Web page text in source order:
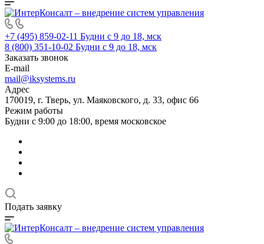
+7 (495) 859-02-11 Будни с 9 до 18, мск
8 (800) 351-10-02 Будни с 9 до 18, мск
Заказать звонок
E-mail
mail@iksystems.ru
Адрес
170019, г. Тверь, ул. Маяковского, д. 33, офис 66
Режим работы
Будни с 9:00 до 18:00, время московское
Подать заявку